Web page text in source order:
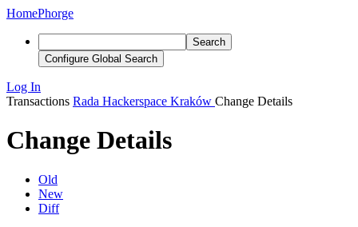
HomePhorge
Search
Configure Global Search
Log In
Transactions Rada Hackerspace Kraków Change Details
Change Details
Old
New
Diff